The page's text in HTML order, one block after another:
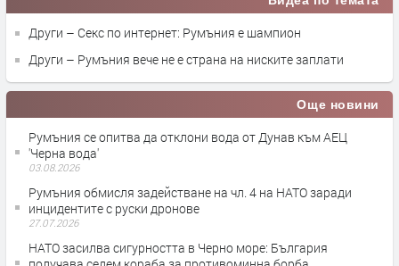
Други – Секс по интернет: Румъния е шампион
Други – Румъния вече не е страна на ниските заплати
Още новини
Румъния се опитва да отклони вода от Дунав към АЕЦ
'Черна вода'
03.08.2026
Румъния обмисля задействане на чл. 4 на НАТО заради
инцидентите с руски дронове
27.07.2026
НАТО засилва сигурността в Черно море: България